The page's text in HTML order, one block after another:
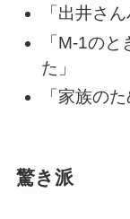
「出井さ
「M-1の
た」
「家族の
驚き派